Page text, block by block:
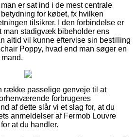
er sat ind i de mest centrale
for købet, fx hvilken
tilsikrer. I den forbindelse er
man stadigvæk bibeholder ens
altid vil kunne eftervise sin bestilling
Poppy, hvad end man søger en
række passelige genveje til at
forbrugeres
af dette slår vi et slag for, at du
anmeldelser af Fermob Louvre
at du handler.